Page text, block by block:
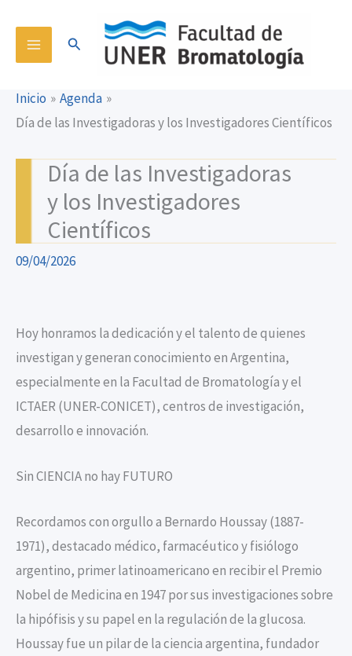
contenido
Buscar
Inicio
Agenda
Día de las Investigadoras y los Investigadores Científicos
Día de las Investigadoras
y los Investigadores
Científicos
09/04/2026
Hoy honramos la dedicación y el talento de quienes
investigan y generan conocimiento en Argentina,
especialmente en la Facultad de Bromatología y el
ICTAER (UNER-CONICET), centros de investigación,
desarrollo e innovación.
Sin CIENCIA no hay FUTURO
Recordamos con orgullo a Bernardo Houssay (1887-
1971), destacado médico, farmacéutico y fisiólogo
argentino, primer latinoamericano en recibir el Premio
Nobel de Medicina en 1947 por sus investigaciones sobre
la hipófisis y su papel en la regulación de la glucosa.
Houssay fue un pilar de la ciencia argentina, fundador